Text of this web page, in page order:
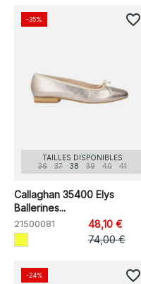
TAILLES DISPONIBLES
36
37 38 39 40 41
Callaghan 35400 Elys
Ballerines...
21500081
48,10 €
74,00 €
-35% favorite_border
-24% favorite_border